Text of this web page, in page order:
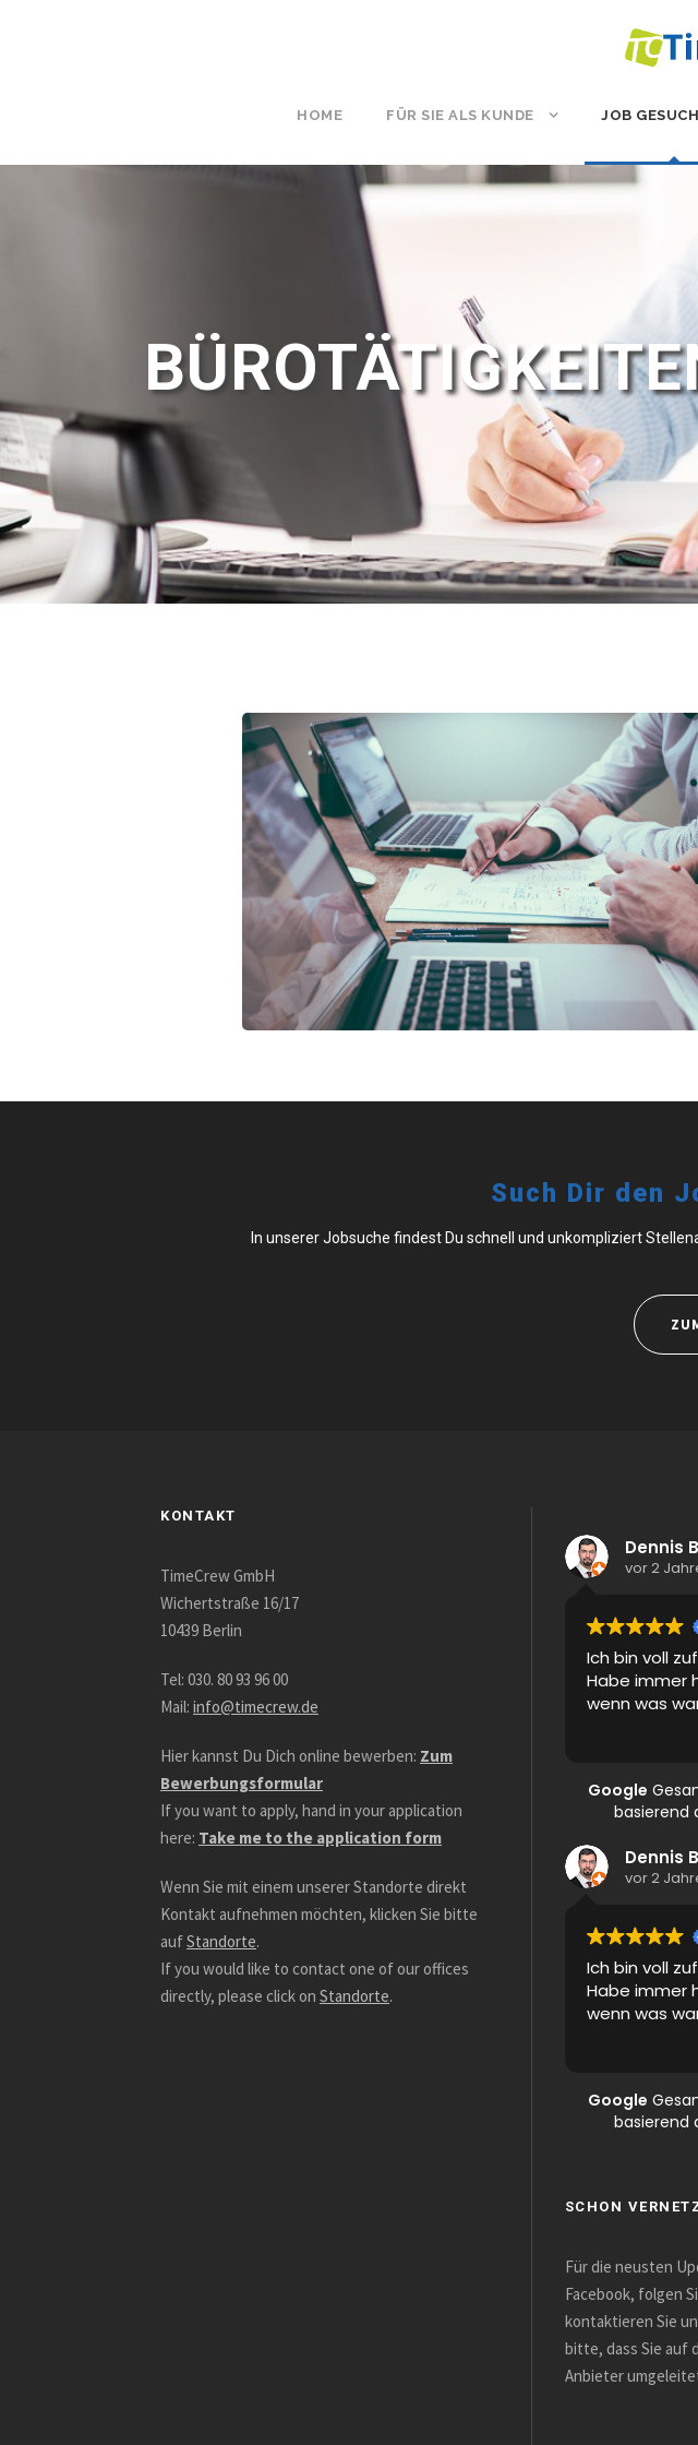
HOME FÜR SIE ALS KUNDE JOB
Such Dir den
In unserer Jobsuche findest Du schnell und unkompliziert
KONTAKT
TimeCrew GmbH
Wichertstraße 16/17
10439 Berlin
Tel: 030. 80 93 96 00
Mail: info@timecrew.de
Hier kannst Du Dich online bewerben: Zum
Bewerbungsformular
If you want to apply, hand in your application
here: Take me to the application form
Wenn Sie mit einem unserer Standorte direkt
Kontakt aufnehmen möchten, klicken Sie bitte
aufStandorte.
If you would like to contact one of our offices
directly, please click on Standorte.
Dennis
vor 2
Ich bin voll
Habe immer
wenn was war.
Google
basierend
Dennis Bölke
vor 2 Jahren
Ich bin voll zufrieden
Habe immer hinter
wenn was war.
Google
basierend
SCHON
Für die neusten
Facebook, folgen
kontaktieren Sie
bitte, dass Sie auf
Anbieter